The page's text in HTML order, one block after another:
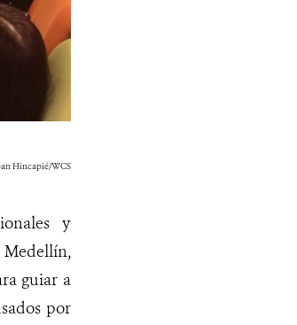
Hincapié/WCS
y
Medellín,
guiar a
por